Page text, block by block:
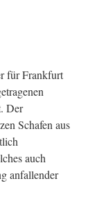
für Frankfurt
Der
Schafen aus
auch
anfallender